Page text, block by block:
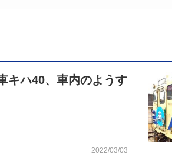
キハ40、車内のようす
2022/03/03